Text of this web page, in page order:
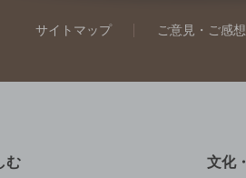
サイトマップ ご意見・ご感想
む 文化